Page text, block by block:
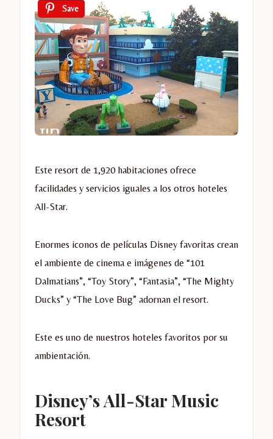
Save
Este resort de 1,920 habitaciones ofrece
facilidades y servicios iguales a los otros hoteles
All-Star.
Enormes iconos de películas Disney favoritas crean
el ambiente de cinema e imágenes de “101
Dalmatians”, “Toy Story”, “Fantasia”, “The Mighty
Ducks” y “The Love Bug” adornan el resort.
Este es uno de nuestros hoteles favoritos por su
ambientación.
Disney’s All-Star Music
Resort